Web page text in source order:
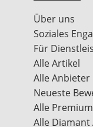
Über uns
Soziales
Für
Alle Artikel
Alle Anbieter
Neueste
Alle
Alle